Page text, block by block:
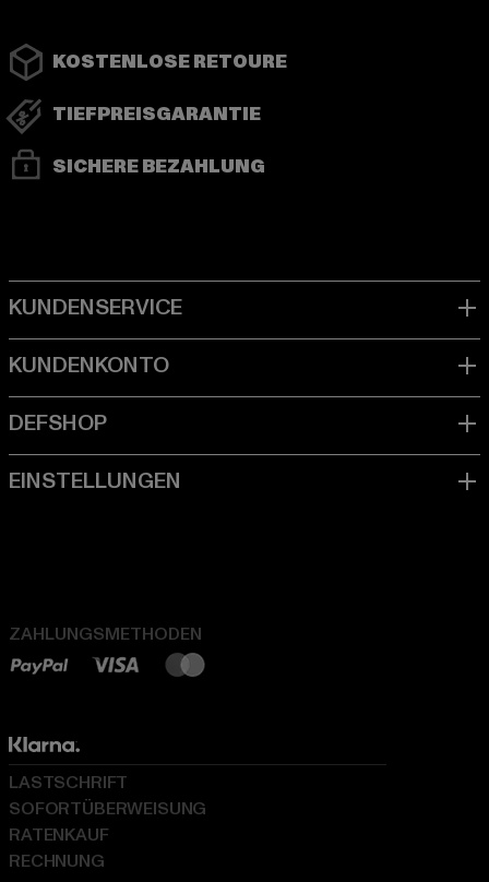
KOSTENLOSE RETOURE
TIEFPREISGARANTIE
SICHERE BEZAHLUNG
ZAHLUNGSMETHODEN
LASTSCHRIFT
SOFORTÜBERWEISUNG
RATENKAUF
RECHNUNG